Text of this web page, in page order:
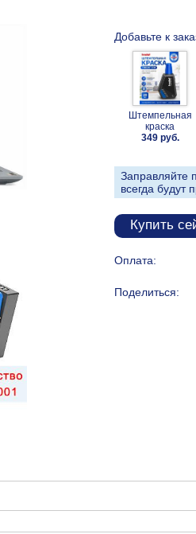
Добавьте к
Штемпельная
краска
349 руб.
Заправляйте
всегда будут
Купить
Оплата:
Поделиться: